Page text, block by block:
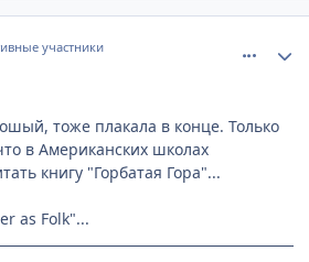
участники
тоже плакала в конце. Только
в Американских школах
книгу "Горбатая Гора"...
as Folk"...